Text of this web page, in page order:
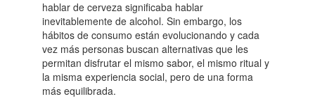
hablar de cerveza significaba hablar
inevitablemente de alcohol. Sin embargo, los
hábitos de consumo están evolucionando y cada
vez más personas buscan alternativas que les
permitan disfrutar el mismo sabor, el mismo ritual y
la misma experiencia social, pero de una forma
más equilibrada.